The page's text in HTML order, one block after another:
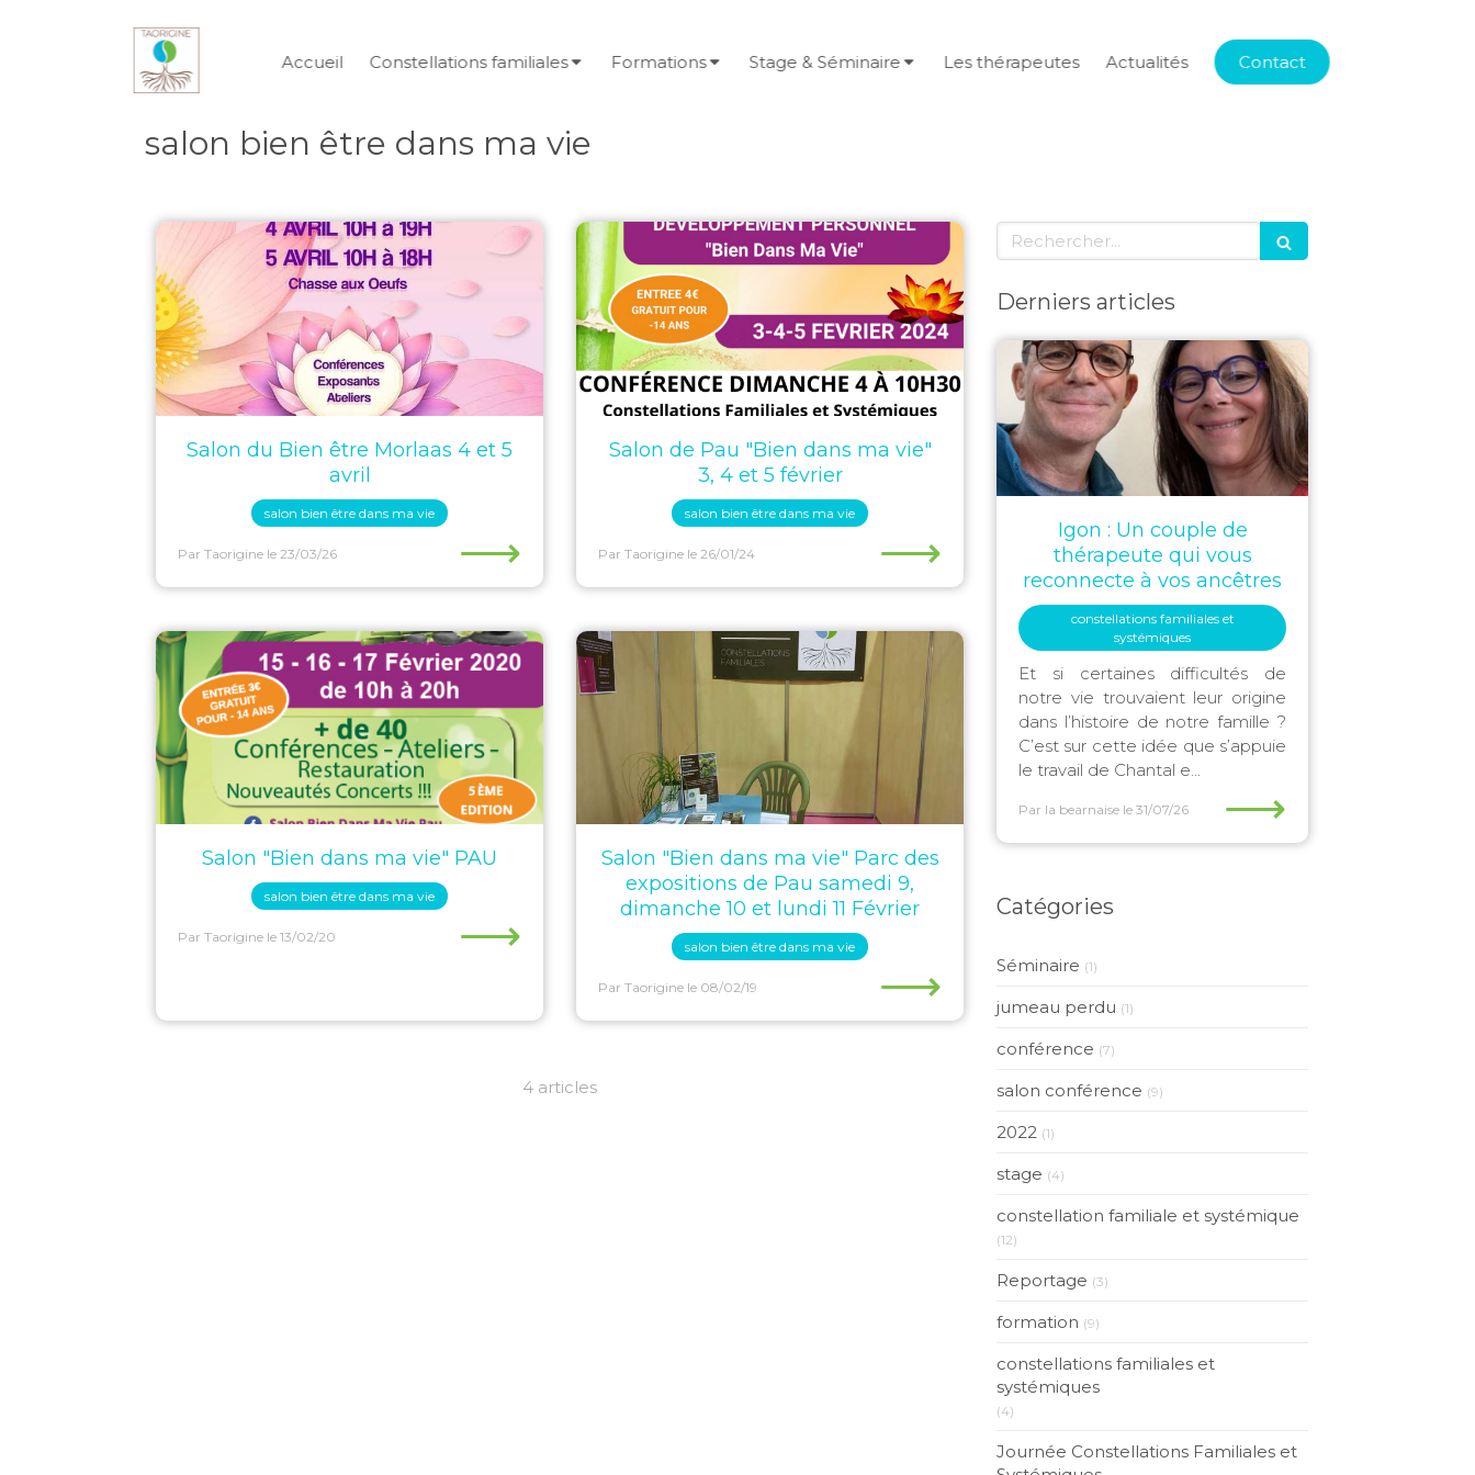
Accueil Constellations familiales Formations Stage & Séminaire Les thérapeutes Actualités Contact
salon bien être dans ma vie
Salon du Bien être Morlaas 4 et 5
avril
salon bien être dans ma vie
Par Taorigine le 23/03/26 ⟶
Salon de Pau "Bien dans ma vie"
3, 4 et 5 février
salon bien être dans ma vie
Par Taorigine le 26/01/24 ⟶
Salon "Bien dans ma vie" PAU
salon bien être dans ma vie
Par Taorigine le 13/02/20 ⟶
Salon "Bien dans ma vie" Parc des
expositions de Pau samedi 9,
dimanche 10 et lundi 11 Février
salon bien être dans ma vie
Par Taorigine le 08/02/19 ⟶
4 articles
Rechercher
Derniers articles
Igon : Un couple de
thérapeute qui vous
reconnecte à vos ancêtres
constellations familiales et
systémiques
Et si certaines difficultés de
notre vie trouvaient leur origine
dans l’histoire de notre famille ?
C’est sur cette idée que s’appuie
le travail de Chantal e...
Par la bearnaise le 31/07/26 ⟶
Catégories
Séminaire (1)
jumeau perdu (1)
conférence (7)
salon conférence (9)
2022 (1)
stage (4)
constellation familiale et systémique
(12)
Reportage (3)
formation (9)
constellations familiales et
systémiques
(4)
Journée Constellations Familiales et